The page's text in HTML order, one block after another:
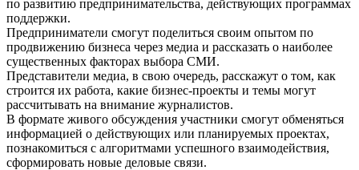
по развитию предпринимательства, действующих программах
поддержки.
Предприниматели смогут поделиться своим опытом по
продвижению бизнеса через медиа и рассказать о наиболее
существенных факторах выбора СМИ.
Представители медиа, в свою очередь, расскажут о том, как
строится их работа, какие бизнес-проекты и темы могут
рассчитывать на внимание журналистов.
В формате живого обсуждения участники смогут обменяться
информацией о действующих или планируемых проектах,
познакомиться с алгоритмами успешного взаимодействия,
сформировать новые деловые связи.